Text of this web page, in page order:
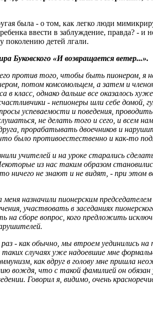
была - о том, как легко люди
ввести в заблуждение, правда? -
поколению детей лгали.
Буковского «И возвращается ветер...».
против того, чтобы быть пионером, я
потом комсомольцем, а затем и
в класс, однако дальше все оказалось
- непионеры шли себе
успеваемости и поведения,
не делать того и сего, и всем
прорабатывать двоечников и
было противоестественно и как-то
учителей и на уроке старались
из нас таким образом
ничего не знают и не видят, - при
назначили пионерским
участвовать в заседаниях
на сборе вопрос, кого предложить
- как обычно, мы втроем уединились на
случаях уже надоевшие мне
как вдруг в голову мне пришла
вождя, что с такой фамилией он обязан
Говорил я, видимо, очень